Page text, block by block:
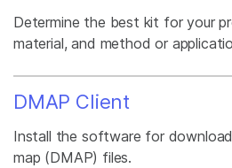
Determine the best kit for your
material, and method or
DMAP Client
Install the software for
map (DMAP) files.